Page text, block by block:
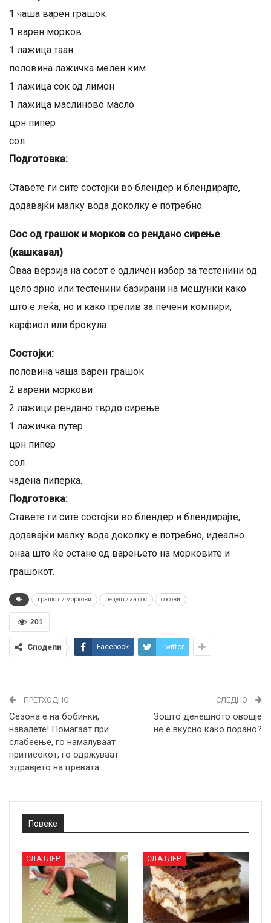
1 чаша варен грашок
1 варен морков
1 лажица таан
половина лажичка мелен ким
1 лажица сок од лимон
1 лажица маслиново масло
црн пипер
сол.
Подготовка:
Ставете ги сите состојки во блендер и блендирајте,
додавајќи малку вода доколку е потребно.
Сос од грашок и морков со рендано сирење
(кашкавал)
Оваа верзија на сосот е одличен избор за тестенини од
цело зрно или тестенини базирани на мешунки како
што е леќа, но и како прелив за печени компири,
карфиол или брокула.
Состојки:
половина чаша варен грашок
2 варени моркови
2 лажици рендано тврдо сирење
1 лажичка путер
црн пипер
сол
чадена пиперка.
Подготовка:
Ставете ги сите состојки во блендер и блендирајте,
додавајќи малку вода доколку е потребно, идеално
онаа што ќе остане од варењето на морковите и
грашокот.
грашок и моркови рецепти за сос сосови
201
Сподели Facebook Twitter
ПРЕТХОДНО
Сезона е на бобинки,
навалете! Помагаат при
слабеење, го намалуваат
притисокот, го одржуваат
здравјето на цревата
СЛЕДНО
Зошто денешното овошје
не е вкусно како порано?
Повеќе
СЛАЈДЕР СЛАЈДЕР